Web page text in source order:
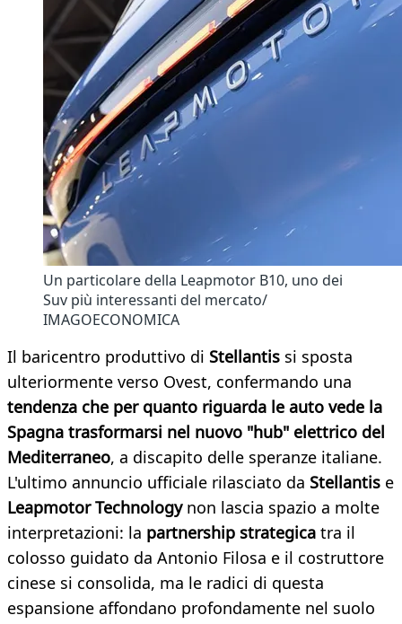
Un particolare della Leapmotor B10, uno dei
Suv più interessanti del mercato/
IMAGOECONOMICA
Il baricentro produttivo di Stellantis si sposta
ulteriormente verso Ovest, confermando una
tendenza che per quanto riguarda le auto vede la
Spagna trasformarsi nel nuovo "hub" elettrico del
Mediterraneo, a discapito delle speranze italiane.
L'ultimo annuncio ufficiale rilasciato da Stellantis e
Leapmotor Technology non lascia spazio a molte
interpretazioni: la partnership strategica tra il
colosso guidato da Antonio Filosa e il costruttore
cinese si consolida, ma le radici di questa
espansione affondano profondamente nel suolo